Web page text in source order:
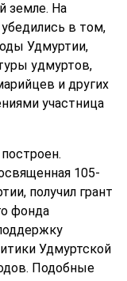
земле. На
в том,
Удмуртии,
удмуртов,
и других
участница
105-
получил грант
фонда
Удмуртской
Подобные